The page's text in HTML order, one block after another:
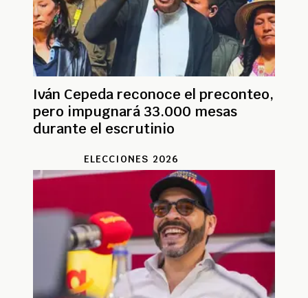
Iván Cepeda reconoce el preconteo,
pero impugnará 33.000 mesas
durante el escrutinio
ELECCIONES 2026